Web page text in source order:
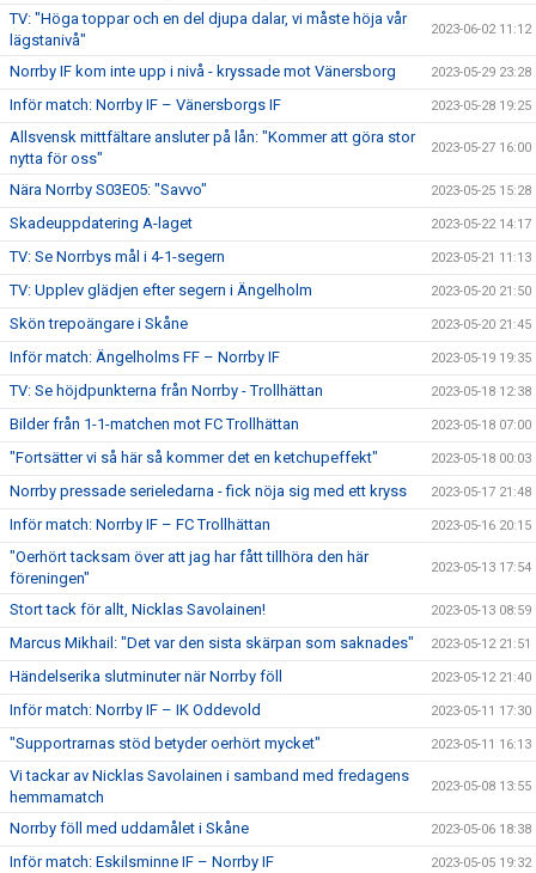
TV: "Höga toppar och en del djupa dalar, vi måste höja vår
lägstanivå"
2023-06-02 11:12
Norrby IF kom inte upp i nivå - kryssade mot Vänersborg 2023-05-29 23:28
Inför match: Norrby IF – Vänersborgs IF 2023-05-28 19:25
Allsvensk mittfältare ansluter på lån: "Kommer att göra stor
nytta för oss"
2023-05-27 16:00
Nära Norrby S03E05: "Savvo" 2023-05-25 15:28
Skadeuppdatering A-laget 2023-05-22 14:17
TV: Se Norrbys mål i 4-1-segern 2023-05-21 11:13
TV: Upplev glädjen efter segern i Ängelholm 2023-05-20 21:50
Skön trepoängare i Skåne 2023-05-20 21:45
Inför match: Ängelholms FF – Norrby IF 2023-05-19 19:35
TV: Se höjdpunkterna från Norrby - Trollhättan 2023-05-18 12:38
Bilder från 1-1-matchen mot FC Trollhättan 2023-05-18 07:00
"Fortsätter vi så här så kommer det en ketchupeffekt" 2023-05-18 00:03
Norrby pressade serieledarna - fick nöja sig med ett kryss 2023-05-17 21:48
Inför match: Norrby IF – FC Trollhättan 2023-05-16 20:15
"Oerhört tacksam över att jag har fått tillhöra den här
föreningen"
2023-05-13 17:54
Stort tack för allt, Nicklas Savolainen! 2023-05-13 08:59
Marcus Mikhail: "Det var den sista skärpan som saknades" 2023-05-12 21:51
Händelserika slutminuter när Norrby föll 2023-05-12 21:40
Inför match: Norrby IF – IK Oddevold 2023-05-11 17:30
"Supportrarnas stöd betyder oerhört mycket" 2023-05-11 16:13
Vi tackar av Nicklas Savolainen i samband med fredagens
hemmamatch
2023-05-08 13:55
Norrby föll med uddamålet i Skåne 2023-05-06 18:38
Inför match: Eskilsminne IF – Norrby IF 2023-05-05 19:32